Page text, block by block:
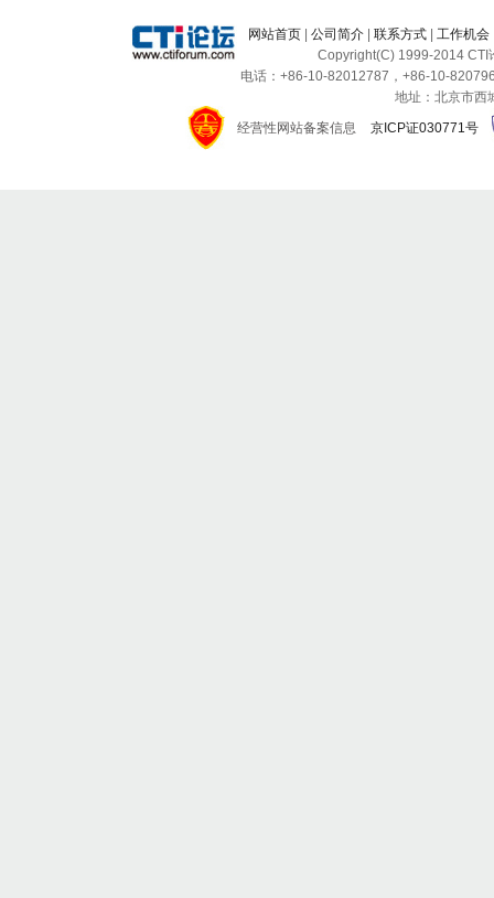
网站首页 公司简介 联系方式 工作机会
Copyright(C) 1999-2014 CTI
电话：+86-10-82012787，+86-10-
地址：北京市西
经营性网站备案信息
京ICP证030771号